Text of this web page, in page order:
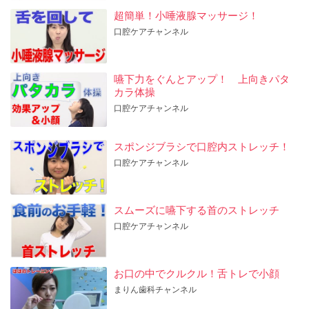
超簡単！小唾液腺マッサージ！
口腔ケアチャンネル
嚥下力をぐんとアップ！ 上向きパタ
カラ体操
口腔ケアチャンネル
スポンジブラシで口腔内ストレッチ！
口腔ケアチャンネル
スムーズに嚥下する首のストレッチ
口腔ケアチャンネル
お口の中でクルクル！舌トレで小顔
まりん歯科チャンネル